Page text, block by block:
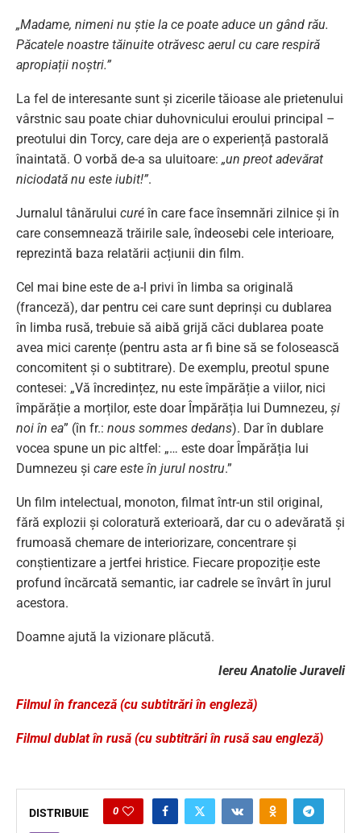
„Madame, nimeni nu știe la ce poate aduce un gând rău.
Păcatele noastre tăinuite otrăvesc aerul cu care respiră
apropiații noștri.”
La fel de interesante sunt și zicerile tăioase ale prietenului
vârstnic sau poate chiar duhovnicului eroului principal –
preotului din Torcy, care deja are o experiență pastorală
înaintată. O vorbă de-a sa uluitoare: „un preot adevărat
niciodată nu este iubit!”.
Jurnalul tânărului curé în care face însemnări zilnice și în
care consemnează trăirile sale, îndeosebi cele interioare,
reprezintă baza relatării acțiunii din film.
Cel mai bine este de a-l privi în limba sa originală
(franceză), dar pentru cei care sunt deprinși cu dublarea
în limba rusă, trebuie să aibă grijă căci dublarea poate
avea mici carențe (pentru asta ar fi bine să se folosească
concomitent și o subtitrare). De exemplu, preotul spune
contesei: „Vă încredințez, nu este împărăție a viilor, nici
împărăție a morților, este doar Împărăția lui Dumnezeu, și
noi în ea” (în fr.: nous sommes dedans). Dar în dublare
vocea spune un pic altfel: „… este doar Împărăția lui
Dumnezeu și care este în jurul nostru.”
Un film intelectual, monoton, filmat într-un stil original,
fără explozii și coloratură exterioară, dar cu o adevărată și
frumoasă chemare de interiorizare, concentrare și
conștientizare a jertfei hristice. Fiecare propoziție este
profund încărcată semantic, iar cadrele se învârt în jurul
acestora.
Doamne ajută la vizionare plăcută.
Iereu Anatolie Juraveli
Filmul în franceză (cu subtitrări în engleză)
Filmul dublat în rusă (cu subtitrări în rusă sau engleză)
DISTRIBUIE 0